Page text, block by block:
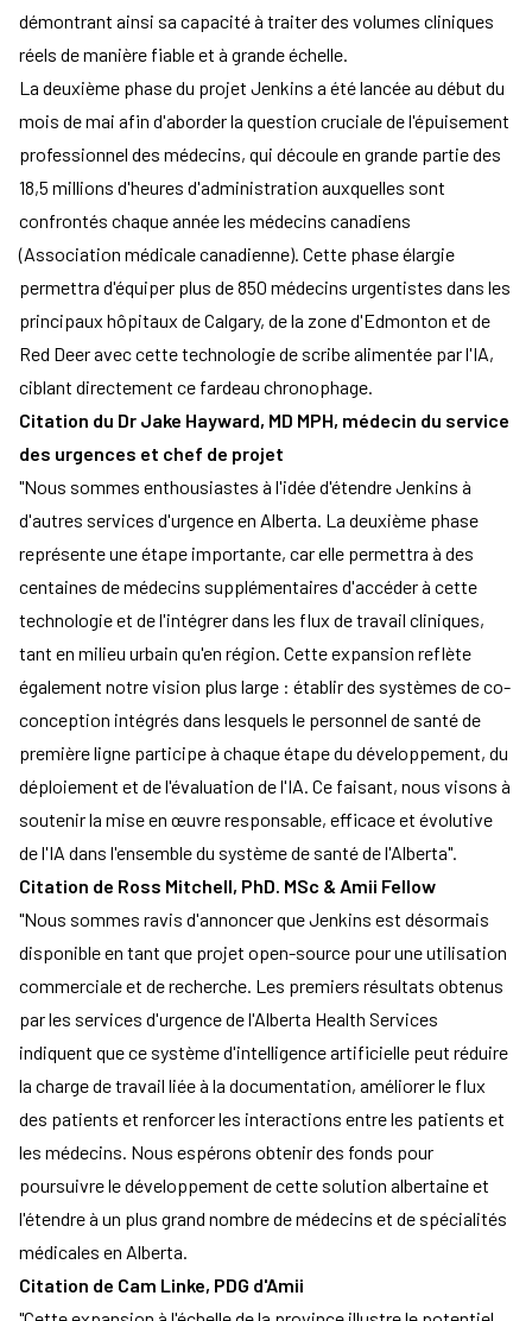
démontrant ainsi sa capacité à traiter des volumes cliniques
réels de manière fiable et à grande échelle.
La deuxième phase du projet Jenkins a été lancée au début du
mois de mai afin d'aborder la question cruciale de l'épuisement
professionnel des médecins, qui découle en grande partie des
18,5 millions d'heures d'administration auxquelles sont
confrontés chaque année les médecins canadiens
(Association médicale canadienne). Cette phase élargie
permettra d'équiper plus de 850 médecins urgentistes dans les
principaux hôpitaux de Calgary, de la zone d'Edmonton et de
Red Deer avec cette technologie de scribe alimentée par l'IA,
ciblant directement ce fardeau chronophage.
Citation du Dr Jake Hayward, MD MPH, médecin du service
des urgences et chef de projet
"Nous sommes enthousiastes à l'idée d'étendre Jenkins à
d'autres services d'urgence en Alberta. La deuxième phase
représente une étape importante, car elle permettra à des
centaines de médecins supplémentaires d'accéder à cette
technologie et de l'intégrer dans les flux de travail cliniques,
tant en milieu urbain qu'en région. Cette expansion reflète
également notre vision plus large : établir des systèmes de co-
conception intégrés dans lesquels le personnel de santé de
première ligne participe à chaque étape du développement, du
déploiement et de l'évaluation de l'IA. Ce faisant, nous visons à
soutenir la mise en œuvre responsable, efficace et évolutive
de l'IA dans l'ensemble du système de santé de l'Alberta".
Citation de Ross Mitchell, PhD. MSc & Amii Fellow
"Nous sommes ravis d'annoncer que Jenkins est désormais
disponible en tant que projet open-source pour une utilisation
commerciale et de recherche. Les premiers résultats obtenus
par les services d'urgence de l'Alberta Health Services
indiquent que ce système d'intelligence artificielle peut réduire
la charge de travail liée à la documentation, améliorer le flux
des patients et renforcer les interactions entre les patients et
les médecins. Nous espérons obtenir des fonds pour
poursuivre le développement de cette solution albertaine et
l'étendre à un plus grand nombre de médecins et de spécialités
médicales en Alberta.
Citation de Cam Linke, PDG d'Amii